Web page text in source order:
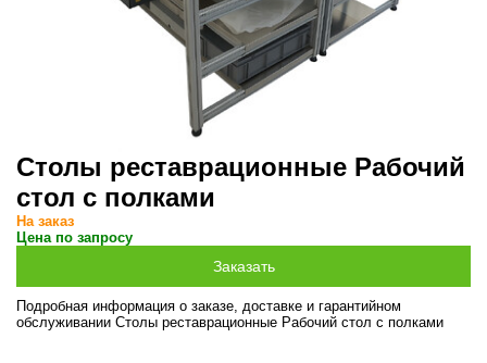
Столы реставрационные Рабочий
стол с полками
На заказ
Цена по запросу
Подробная информация о заказе, доставке и гарантийном
обслуживании Столы реставрационные Рабочий стол с полками